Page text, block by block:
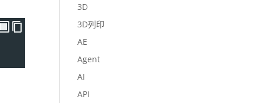
3D
3D列印
AE
Agent
AI
API